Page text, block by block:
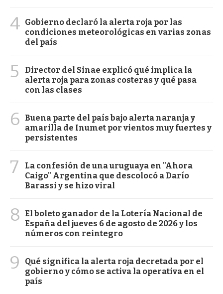
4 Gobierno declaró la alerta roja por las
condiciones meteorológicas en varias zonas
del país
5
Director del Sinae explicó qué implica la
alerta roja para zonas costeras y qué pasa
con las clases
6
Buena parte del país bajo alerta naranja y
amarilla de Inumet por vientos muy fuertes y
persistentes
7
La confesión de una uruguaya en "Ahora
Caigo" Argentina que descolocó a Darío
Barassi y se hizo viral
8
El boleto ganador de la Lotería Nacional de
España del jueves 6 de agosto de 2026 y los
números con reintegro
9
Qué significa la alerta roja decretada por el
gobierno y cómo se activa la operativa en el
país